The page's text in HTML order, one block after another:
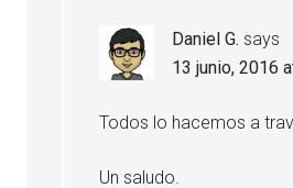
Daniel G. says
13 junio, 2016
Todos lo hacemos a
Un saludo.